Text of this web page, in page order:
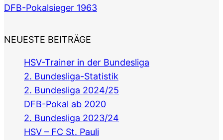
DFB-Pokalsieger 1963
NEUESTE BEITRÄGE
HSV-Trainer in der Bundesliga
2. Bundesliga-Statistik
2. Bundesliga 2024/25
DFB-Pokal ab 2020
2. Bundesliga 2023/24
HSV – FC St. Pauli